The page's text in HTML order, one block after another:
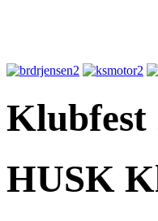
Klubfest
HUSK